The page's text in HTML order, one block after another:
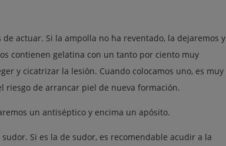
actuar. Si la ampolla no ha reventado, la dejaremos y
contienen gelatina con un tanto por ciento muy
y cicatrizar la lesión. Cuando colocamos uno, es muy
riesgo de arrancar piel de nueva formación.
un antiséptico y encima un apósito.
Si es la de sudor, es recomendable acudir a la